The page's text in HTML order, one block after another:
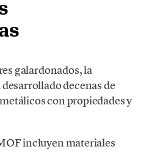
galardonados, la
decenas de
con propiedades y
incluyen materiales